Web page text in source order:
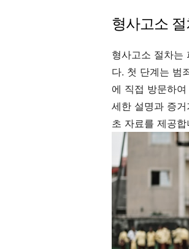
형사고소
형사고소 절차는
다. 첫 단계는 범
에 직접 방문하
세한 설명과 증
초 자료를 제공합